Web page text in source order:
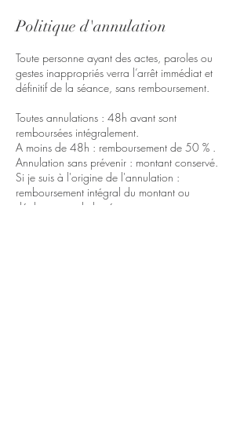
Politique d'annulation
Toute personne ayant des actes, paroles ou
gestes inappropriés verra l’arrêt immédiat et
définitif de la séance, sans remboursement.
Toutes annulations : 48h avant sont
remboursées intégralement.
A moins de 48h : remboursement de 50 % .
Annulation sans prévenir : montant conservé.
Si je suis à l'origine de l'annulation :
remboursement intégral du montant ou
déplacement de la séance.